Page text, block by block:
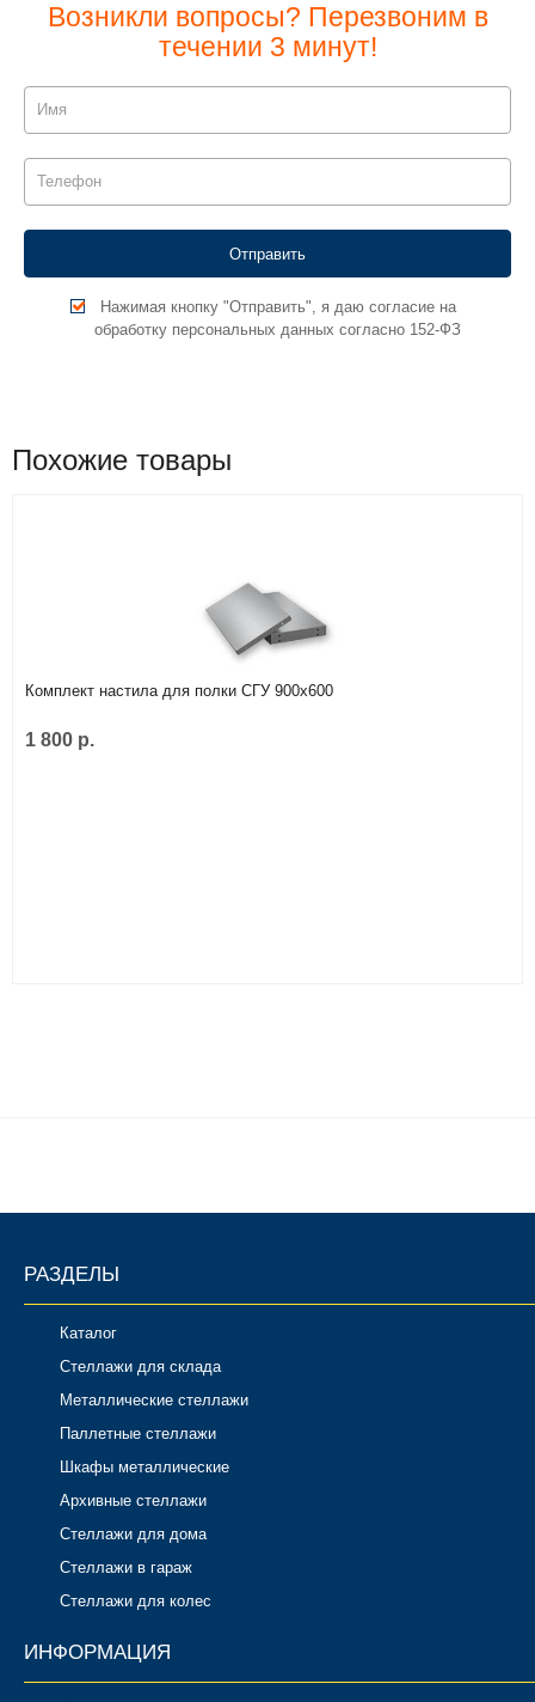
Возникли вопросы? Перезвоним в
течении 3 минут!
Нажимая кнопку "Отправить", я даю согласие на
обработку персональных данных согласно 152-ФЗ
Похожие товары
Комплект настила для полки СГУ 900x600
1 800 р.
РАЗДЕЛЫ
Каталог
Стеллажи для склада
Металлические стеллажи
Паллетные стеллажи
Шкафы металлические
Архивные стеллажи
Стеллажи для дома
Стеллажи в гараж
Стеллажи для колес
ИНФОРМАЦИЯ